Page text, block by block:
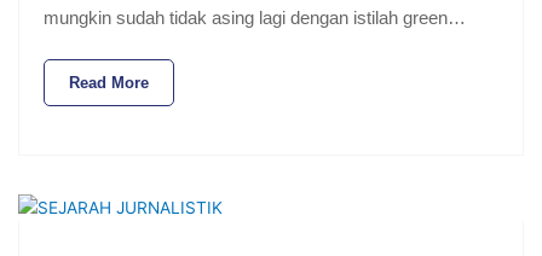
mungkin sudah tidak asing lagi dengan istilah green…
Read More